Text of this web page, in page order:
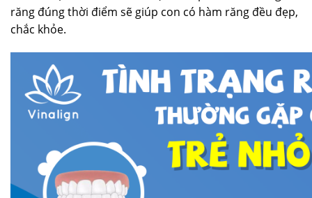
răng đúng thời điểm sẽ giúp con có hàm răng đều đẹp,
chắc khỏe.